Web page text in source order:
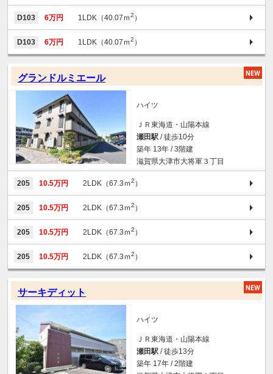
D103 6万円 1LDK（40.07ｍ2 ）
D103 6万円 1LDK（40.07ｍ2 ）
グランドルミエール
ハイツ
ＪＲ東海道・山陽本線
瀬田駅 / 徒歩10分
築年 13年 / 3階建
滋賀県大津市大将軍３丁目
205 10.5万円 2LDK（67.3ｍ2 ）
205 10.5万円 2LDK（67.3ｍ2 ）
205 10.5万円 2LDK（67.3ｍ2 ）
205 10.5万円 2LDK（67.3ｍ2 ）
サーキディット
ハイツ
ＪＲ東海道・山陽本線
瀬田駅 / 徒歩13分
築年 17年 / 2階建